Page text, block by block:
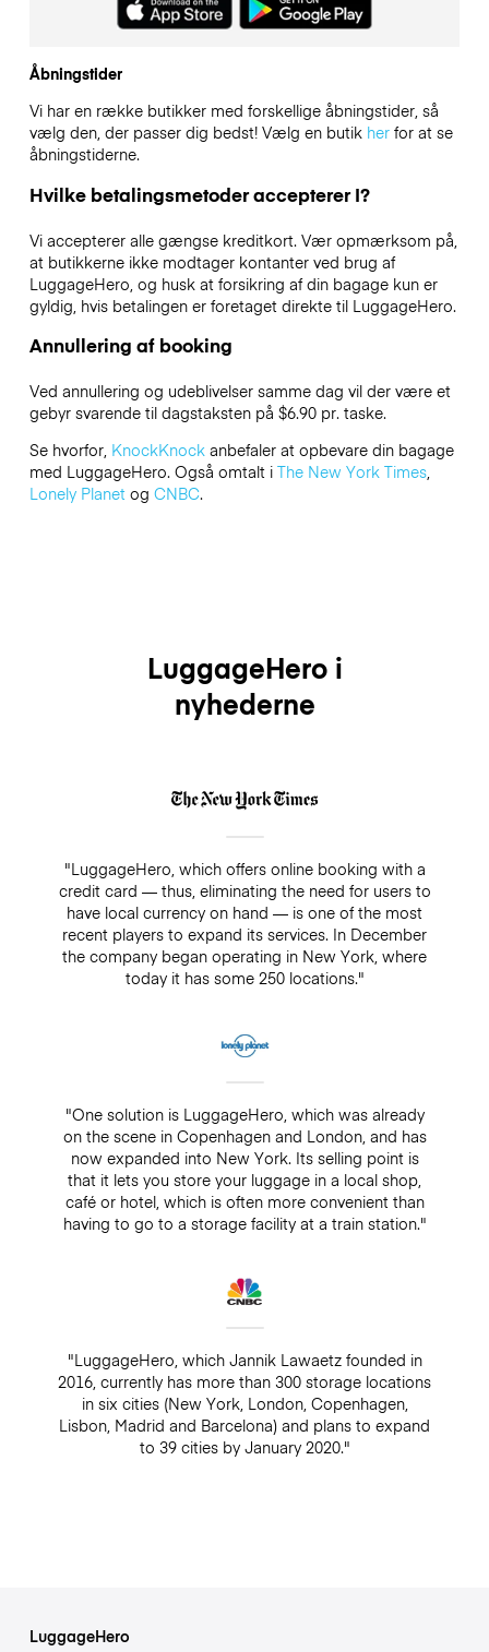
Åbningstider
Vi har en række butikker med forskellige åbningstider, så
vælg den, der passer dig bedst! Vælg en butik herfor at se
åbningstiderne.
Hvilke betalingsmetoder accepterer I?
Vi accepterer alle gængse kreditkort. Vær opmærksom på,
at butikkerne ikke modtager kontanter ved brug af
LuggageHero, og husk at forsikring af din bagage kun er
gyldig, hvis betalingen er foretaget direkte til LuggageHero.
Annullering af booking
Ved annullering og udeblivelser samme dag vil der være et
gebyr svarende til dagstaksten på $6.90 pr. taske.
Se hvorfor, KnockKnockanbefaler at opbevare din bagage
med LuggageHero. Også omtalt i The New York Times,
Lonely Planetog CNBC.
LuggageHero i
nyhederne
"LuggageHero, which offers online booking with a
credit card — thus, eliminating the need for users to
have local currency on hand — is one of the most
recent players to expand its services. In December
the company began operating in New York, where
today it has some 250 locations."
"One solution is LuggageHero, which was already
on the scene in Copenhagen and London, and has
now expanded into New York. Its selling point is
that it lets you store your luggage in a local shop,
café or hotel, which is often more convenient than
having to go to a storage facility at a train station."
"LuggageHero, which Jannik Lawaetz founded in
2016, currently has more than 300 storage locations
in six cities (New York, London, Copenhagen,
Lisbon, Madrid and Barcelona) and plans to expand
to 39 cities by January 2020."
LuggageHero